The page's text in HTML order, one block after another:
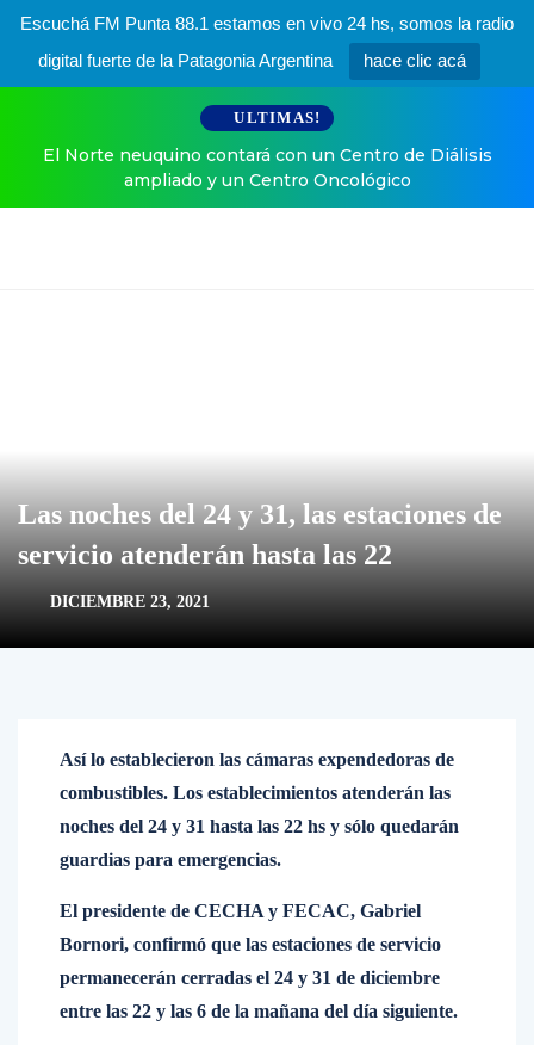
Escuchá FM Punta 88.1 estamos en vivo 24 hs, somos la radio
digital fuerte de la Patagonia Argentina
hace clic acá
ULTIMAS!
El Norte neuquino contará con un Centro de Diálisis
ampliado y un Centro Oncológico
Las noches del 24 y 31, las estaciones de
servicio atenderán hasta las 22
DICIEMBRE 23, 2021
Así lo establecieron las cámaras expendedoras de
combustibles. Los establecimientos atenderán las
noches del 24 y 31 hasta las 22 hs y sólo quedarán
guardias para emergencias.
El presidente de CECHA y FECAC, Gabriel
Bornori, confirmó que las estaciones de servicio
permanecerán cerradas el 24 y 31 de diciembre
entre las 22 y las 6 de la mañana del día siguiente.